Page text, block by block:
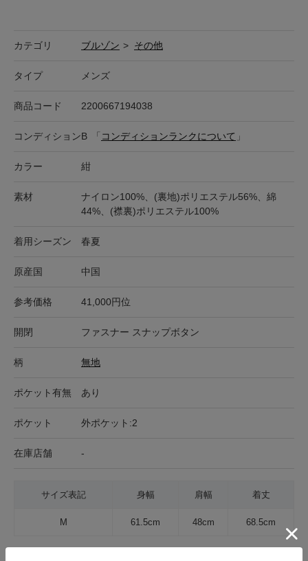
カテゴリ ブルゾン > その他
タイプ メンズ
商品コード 2200667194038
コンディションB 「 コンディションランクについて 」
カラー 紺
素材
ナイロン100%、(裏地)ポリエステル56%、綿
44%、(襟裏)ポリエステル100%
着用シーズン 春夏
原産国 中国
参考価格 41,000円位
開閉 ファスナー スナップボタン
柄 無地
ポケット有無 あり
ポケット 外ポケット:2
在庫店舗 -
サイズ表記 身幅 肩幅 着丈
M 61.5cm 48cm 68.5cm